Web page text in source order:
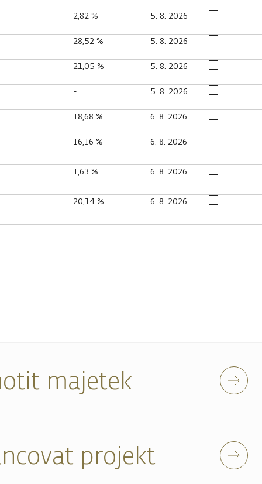
2,82 % 5. 8. 2026
28,52 % 5. 8. 2026
21,05 % 5. 8. 2026
- 5. 8. 2026
18,68 % 6. 8. 2026
16,16 % 6. 8. 2026
1,63 % 6. 8. 2026
20,14 % 6. 8. 2026
majetek
projekt